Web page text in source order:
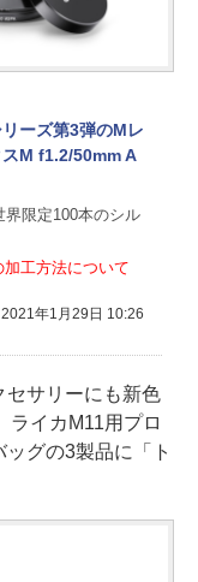
ーズ第3弾のMレ
M f1.2/50mm A
限定100本のシル
加工方法について
2021年1月29日 10:26
セサリーにも新色
ライカM11用プロ
グの3製品に「ト